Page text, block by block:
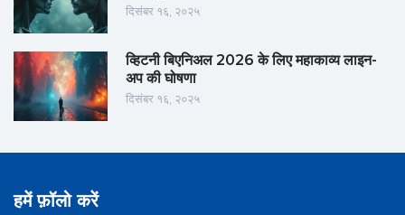
दिसंबर १६, २०२५
व्हिटनी बिएनिअल 2026 के लिए महाकाव्य लाइन-
अप की घोषणा
दिसंबर १६, २०२५
हमें फ़ॉलो करें